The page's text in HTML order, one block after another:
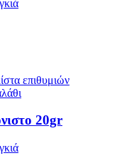
επιθυμιών
20gr